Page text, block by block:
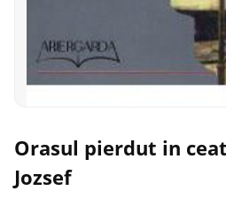
Orasul pierdut in
Jozsef